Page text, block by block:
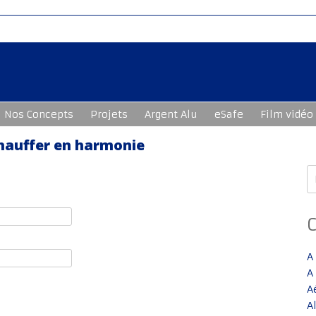
Nos Concepts Projets Argent Alu eSafe Film vidéo
en harmonie